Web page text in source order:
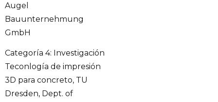
Augel
Bauunternehmung
GmbH
Categoría 4: Investigación
Teconlogía de impresión
3D para concreto, TU
Dresden, Dept. of